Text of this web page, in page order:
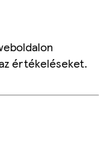
értékeléseket.